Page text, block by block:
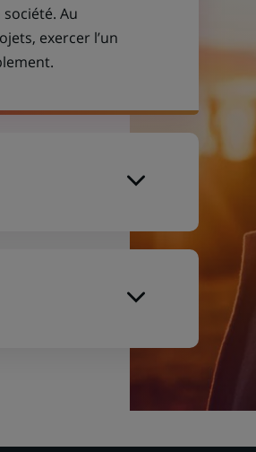
Au
exercer l’un